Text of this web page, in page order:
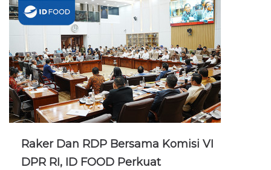
Raker Dan RDP Bersama Komisi VI
DPR RI, ID FOOD Perkuat